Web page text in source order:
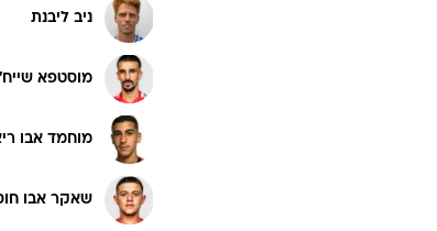
ניב ליבנת
מוסטפא שייח'
מוחמד אבו
שאקר אבו